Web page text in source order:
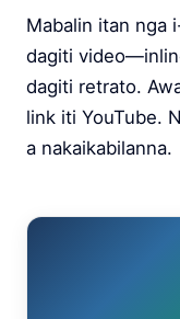
Mabalin itan nga
dagiti
dagiti retrato.
link iti YouTube.
a nakaikabilanna.